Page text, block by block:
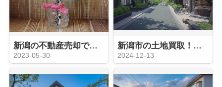
新潟の不動産売却で買取を選ぶのはどんな場合？
2023-05-30
新潟市の土地買取！知って得する情報満載のガイド
2024-12-13